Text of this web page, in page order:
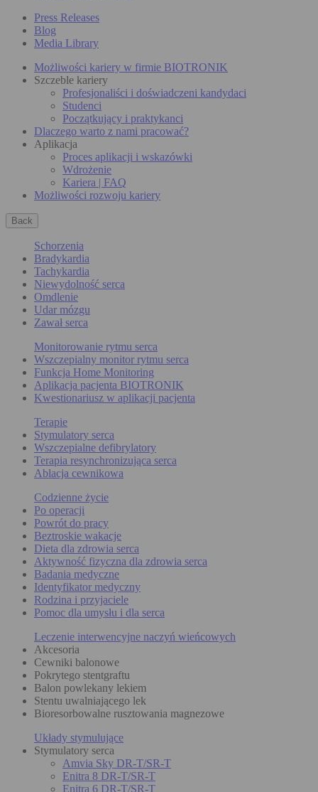
Press Releases
Blog
Media Library
Możliwości kariery w firmie BIOTRONIK
Szczeble kariery
Profesjonaliści i doświadczeni kandydaci
Studenci
Początkujący i praktykanci
Dlaczego warto z nami pracować?
Aplikacja
Proces aplikacji i wskazówki
Wdrożenie
Kariera | FAQ
Możliwości rozwoju kariery
Back
Schorzenia
Bradykardia
Tachykardia
Niewydolność serca
Omdlenie
Udar mózgu
Zawał serca
Monitorowanie rytmu serca
Wszczepialny monitor rytmu serca
Funkcja Home Monitoring
Aplikacja pacjenta BIOTRONIK
Kwestionariusz w aplikacji pacjenta
Terapie
Stymulatory serca
Wszczepialne defibrylatory
Terapia resynchronizująca serca
Ablacja cewnikowa
Codzienne życie
Po operacji
Powrót do pracy
Beztroskie wakacje
Dieta dla zdrowia serca
Aktywność fizyczna dla zdrowia serca
Badania medyczne
Identyfikator medyczny
Rodzina i przyjaciele
Pomoc dla umysłu i dla serca
Leczenie interwencyjne naczyń wieńcowych
Akcesoria
Cewniki balonowe
Pokrytego stentgraftu
Balon powlekany lekiem
Stentu uwalniającego lek
Bioresorbowalne rusztowania magnezowe
Układy stymulujące
Stymulatory serca
Amvia Sky DR-T/SR-T
Enitra 8 DR-T/SR-T
Enitra 6 DR-T/SR-T